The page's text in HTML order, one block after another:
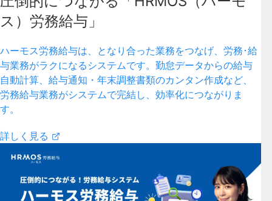
ス）労務給与」
ハーモス労務給与は、となり合った業務をつなげ、労務･給
与業務がラクになるシステムです。勤怠データからの給与
自動計算、給与通知・年末調整書類のカンタン作成など、
労務給与業務がシステムで完結し、効率化につながりま
す。
詳しく見る